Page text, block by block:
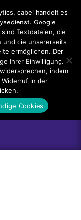
dabei handelt es
Google
sind Textdateien, die
und die unsererseits
ermöglichen. Der
Ihrer Einwilligung.
indem
Widerruf in der
Cookies